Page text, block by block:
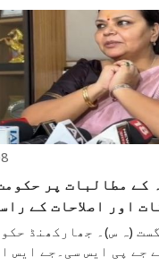
کاموں کا افتتاح
کے مطالبات پر
اور اصلاحات کے
بڑھ رہی ہے:
رانچی، 08 اگست (ہ س)۔
جے پی ایس سی۔جے ایس